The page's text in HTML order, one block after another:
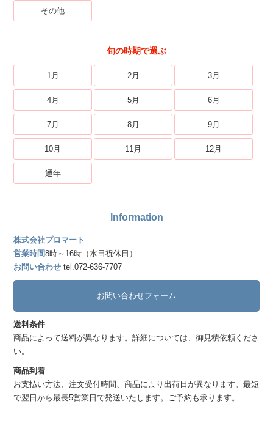
その他
旬の時期で選ぶ
1月 2月 3月
4月 5月 6月
7月 8月 9月
10月 11月 12月
通年
Information
株式会社プロマート
営業時間8時～16時（水日祝休日）
お問い合わせ tel.072-636-7707
お問い合わせフォーム
送料条件
商品によって送料が異なります。詳細については、御見積依頼くださ
い。
商品到着
お支払い方法、注文受付時間、商品により出荷日が異なります。最短
で翌日から最長5営業日で発送いたします。ご予約も承ります。